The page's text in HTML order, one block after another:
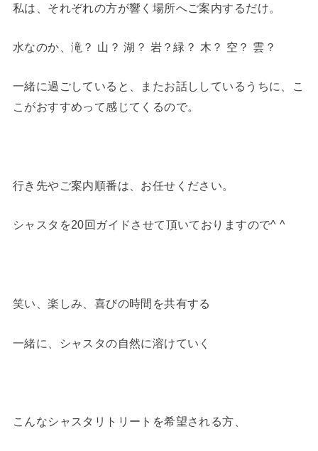
私は、それぞれの方が響く場所へご案内するだけ。
水なのか、滝？ 山？ 湖？ 岩？緑？ 木？ 空？ 雲？
一緒に過ごしていると、またお話ししているうちに、こ
こがおすすめって感じてくるので。
行き先やご案内順番は、お任せください。
シャスタを20回ガイドさせて頂いておりますので^ ^
笑い、楽しみ、喜びの時間を共有する
一緒に、シャスタの自然に溶けていく
こんなシャスタリトリートを希望される方、